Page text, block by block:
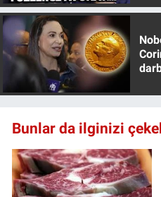
Bunlar da ilginizi